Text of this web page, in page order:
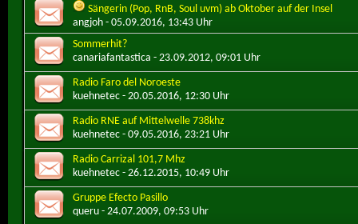
Sängerin (Pop, RnB, Soul uvm) ab Oktober auf der Insel
angjoh - 05.09.2016, 13:43 Uhr
Sommerhit?
canariafantastica - 23.09.2012, 09:01 Uhr
Radio Faro del Noroeste
kuehnetec - 20.05.2016, 12:30 Uhr
Radio RNE auf Mittelwelle 738khz
kuehnetec - 09.05.2016, 23:21 Uhr
Radio Carrizal 101,7 Mhz
kuehnetec - 26.12.2015, 10:49 Uhr
Gruppe Efecto Pasillo
queru - 24.07.2009, 09:53 Uhr